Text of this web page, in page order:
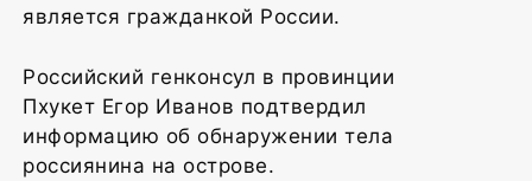
является гражданкой России.
Российский генконсул в провинции
Пхукет Егор Иванов подтвердил
информацию об обнаружении тела
россиянина на острове.